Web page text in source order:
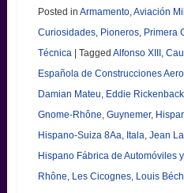
Posted in Armamento, Aviación
Curiosidades, Pioneros, Primera
Técnica | Tagged Alfonso XIII,
Española de Construcciones
Damian Mateu Eddie
Gnome-Rhône Guynemer,
Hispano-Suiza 8Aa Itala Jean
Hispano Fábrica de Automóviles
Rhône Les Cicognes, Louis